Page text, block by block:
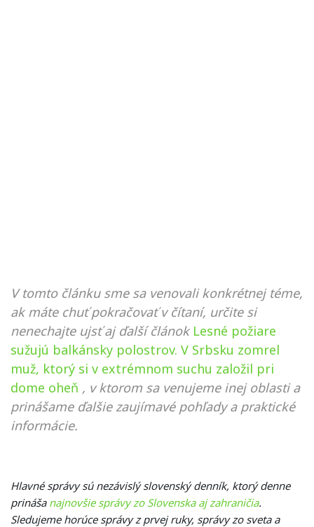
V tomto článku sme sa venovali konkrétnej téme,
ak máte chuť pokračovať v čítaní, určite si
nenechajte ujsť aj ďalší článok Lesné požiare
sužujú balkánsky polostrov. V Srbsku zomrel
muž, ktorý si v extrémnom suchu založil pri
dome oheň , v ktorom sa venujeme inej oblasti a
prinášame ďalšie zaujímavé pohľady a praktické
informácie.
Hlavné správy sú nezávislý slovenský denník, ktorý denne
prináša najnovšie správy zo Slovenska aj zahraničia.
Sledujeme horúce správy z prvej ruky, správy zo sveta a